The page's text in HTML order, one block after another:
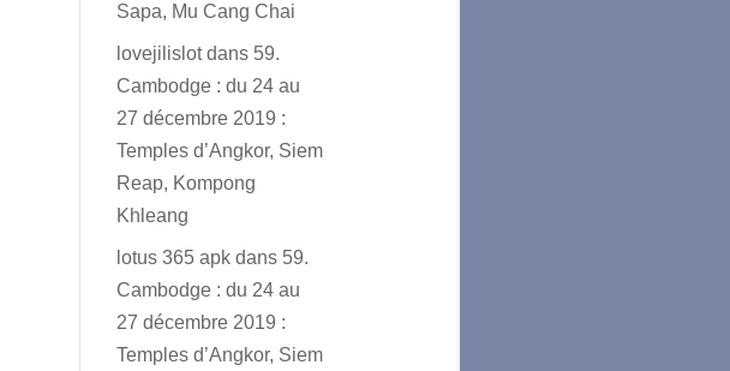
Sapa, Mu Cang Chai
lovejilislotdans 59.
Cambodge : du 24 au
27 décembre 2019 :
Temples d’Angkor, Siem
Reap, Kompong
Khleang
lotus 365 apk dans 59.
Cambodge : du 24 au
27 décembre 2019 :
Temples d’Angkor, Siem